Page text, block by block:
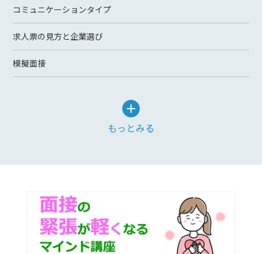
コミュニケーションタイプ
求人票の見方と企業選び
模擬面接
もっとみる